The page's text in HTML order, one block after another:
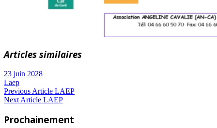
Articles similaires
23 juin 2028
Laep
Navigation
Previous ArticlePrevious
Post:
LAEP
Next ArticleNext
LAEP
Prochainement